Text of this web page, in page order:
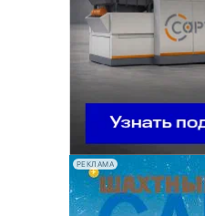
РЕКЛАМА